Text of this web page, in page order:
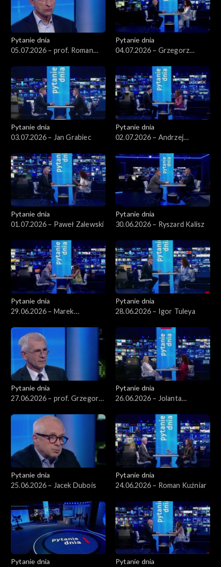
Pytanie dnia
05.07.2026 – prof. Roman
Pytanie dnia
04.07.2026 – Grzegorz
Pytanie dnia
03.07.2026 – Jan Grabiec
Pytanie dnia
02.07.2026 – Andrzej
Pytanie dnia
01.07.2026 – Paweł Zalewski
Pytanie dnia
30.06.2026 – Ryszard Kalisz
Pytanie dnia
29.06.2026 – Marek
Pytanie dnia
28.06.2026 – Igor Tuleya
Pytanie dnia
27.06.2026 – prof. Grzegorz
Pytanie dnia
26.06.2026 – Jolanta
Pytanie dnia
25.06.2026 – Jacek Dubois
Pytanie dnia
24.06.2026 – Roman Kuźniar
Pytanie dnia
Pytanie dnia